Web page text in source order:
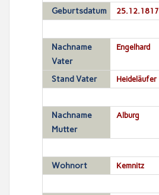
Geburtsdatum 25.12.1817
Nachname
Vater
Engelhard
Stand Vater Heideläufer
Nachname
Mutter
Alburg
Wohnort Kemnitz